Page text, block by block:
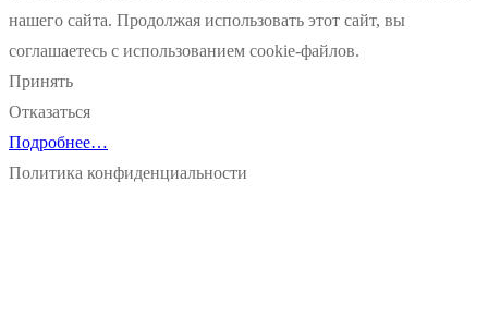
нашего сайта. Продолжая использовать этот сайт, вы
соглашаетесь с использованием cookie-файлов.
Принять
Отказаться
Подробнее…
Политика конфиденциальности